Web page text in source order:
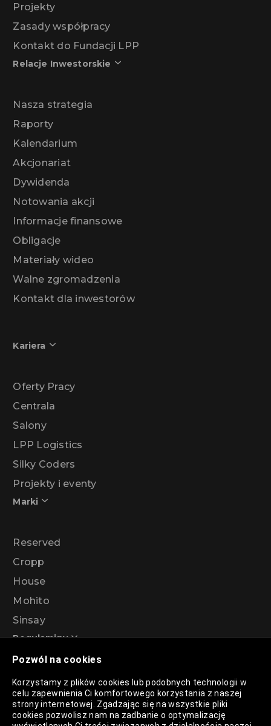
Pozwól na cookies
Korzystamy z plików cookies lub podobnych technologii w
celu zapewnienia Ci komfortowego korzystania z naszej
strony internetowej. Zgadzając się na wszystkie pliki
cookies pozwolisz nam na zadbanie o optymalizację
Projekty
Zasady współpracy
Kontakt do Fundacji LPP
Relacje Inwestorskie
Nasza strategia
Raporty
Kalendarium
Akcjonariat
Dywidenda
Notowania akcji
Informacje finansowe
Obligacje
Materiały wideo
Walne zgromadzenia
Kontakt dla inwestorów
Kariera
Oferty Pracy
Centrala
Salony
LPP Logistics
Silky Coders
Projekty i eventy
Marki
Reserved
Cropp
House
Mohito
Sinsay
Regulaminy
Regulamin akcji promocyjnej – Program
rabatowy 99%